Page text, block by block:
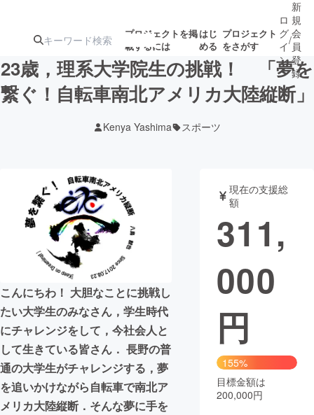
プロジェクトを掲
載するには
はじ
める
プロジェクト
をさがす
ジェクト
ロジェクト
アート・写真 音楽
テクノロジー・ガジェット ゲーム・サ
映像・映画
ビジネス・起業
まちづくり・地域活性化
CAMPFIRE for Social Good
CAMPFIRE Creation
CAMPFIREふるさと納税machi-ya コミュニティ
ロ
グ
イ
ン
/
新
規
会
員
登
録
23歳，理系大学院生の挑戦！ 「夢を
繋ぐ！自転車南北アメリカ大陸縦断」
Kenya Yashima スポーツ
こんにちわ！ 大胆なことに挑戦し
たい大学生のみなさん，学生時代
にチャレンジをして，今社会人と
して生きている皆さん． 長野の普
通の大学生がチャレンジする，夢
を追いかけながら自転車で南北ア
メリカ大陸縦断．そんな夢に手を
現在の支援総
額
311,
000
円
155%
目標金額は
200,000円